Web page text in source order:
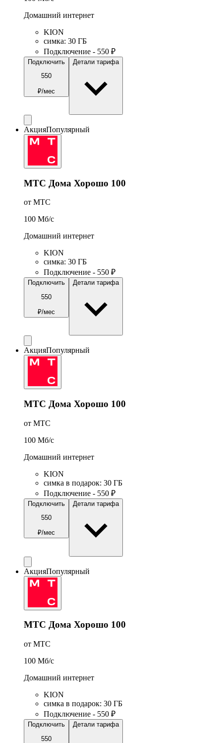
Домашний интернет
KION
симка: 30 ГБ
Подключение - 550 ₽
Подключить
550
₽/мес
Детали тарифа
АкцияПопулярный
МТС Дома Хорошо 100
от МТС
100 Мб/c
Домашний интернет
KION
симка: 30 ГБ
Подключение - 550 ₽
Подключить
550
₽/мес
Детали тарифа
АкцияПопулярный
МТС Дома Хорошо 100
от МТС
100 Мб/c
Домашний интернет
KION
симка в подарок: 30 ГБ
Подключение - 550 ₽
Подключить
550
₽/мес
Детали тарифа
АкцияПопулярный
МТС Дома Хорошо 100
от МТС
100 Мб/c
Домашний интернет
KION
симка в подарок: 30 ГБ
Подключение - 550 ₽
Подключить
550
Детали тарифа